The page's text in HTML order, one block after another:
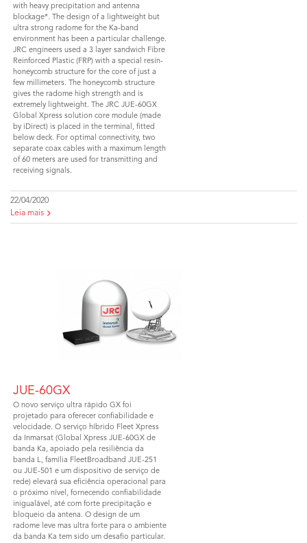
with heavy precipitation and antenna
blockage*. The design of a lightweight but
ultra strong radome for the Ka-band
environment has been a particular challenge.
JRC engineers used a 3 layer sandwich Fibre
Reinforced Plastic (FRP) with a special resin-
honeycomb structure for the core of just a
few millimeters. The honeycomb structure
gives the radome high strength and is
extremely lightweight. The JRC JUE-60GX
Global Xpress solution core module (made
by iDirect) is placed in the terminal, fitted
below deck. For optimal connectivity, two
separate coax cables with a maximum length
of 60 meters are used for transmitting and
receiving signals.
22/04/2020
Leia mais
JUE-60GX
O novo serviço ultra rápido GX foi
projetado para oferecer confiabilidade e
velocidade. O serviço híbrido Fleet Xpress
da Inmarsat (Global Xpress JUE-60GX de
banda Ka, apoiado pela resiliência da
banda L, família FleetBroadband JUE-251
ou JUE-501 e um dispositivo de serviço de
rede) elevará sua eficiência operacional para
o próximo nível, fornecendo confiabilidade
inigualável, até com forte precipitação e
bloqueio da antena. O design de um
radome leve mas ultra forte para o ambiente
da banda Ka tem sido um desafio particular.